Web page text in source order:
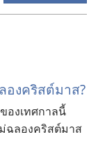
องคริสต์มาส?
องเทศกาลนี้
ฉลองคริสต์มาส